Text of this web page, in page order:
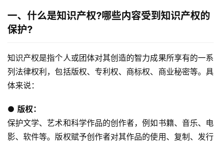
一、什么是知识产权?哪些内容受到知识产权的
保护?
知识产权是指个人或团体对其创造的智力成果所享有的一系
列法律权利，包括版权、专利权、商标权、商业秘密等。具
体来说：
● 版权：
保护文学、艺术和科学作品的创作者，例如书籍、音乐、电
影、软件等。版权赋予创作者对其作品的使用、复制、发行